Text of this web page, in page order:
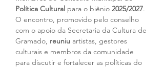
Política Cultural para o biênio 2025/2027.
O encontro, promovido pelo conselho
com o apoio da Secretaria da Cultura de
Gramado, reuniu artistas, gestores
culturais e membros da comunidade
para discutir e fortalecer as políticas do